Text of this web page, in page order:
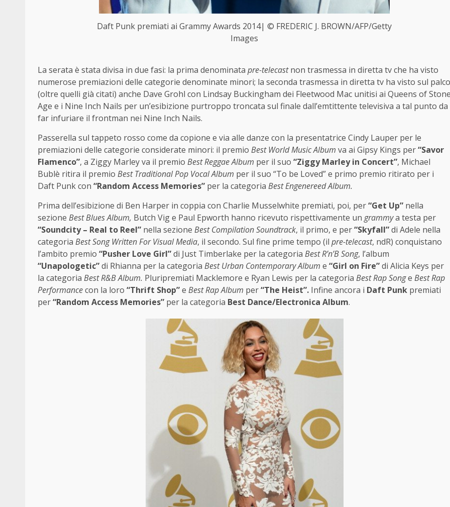
Daft Punk premiati ai Grammy Awards 2014| © FREDERIC J. BROWN/AFP/Getty
Images
La serata è stata divisa in due fasi: la prima denominata pre-telecastnon trasmessa in diretta tv che ha visto
numerose premiazioni delle categorie denominate minori; la seconda trasmessa in diretta tv ha visto sul palco
(oltre quelli già citati) anche Dave Grohl con Lindsay Buckingham dei Fleetwood Mac unitisi ai Queens of
Age e i Nine Inch Nails per un’esibizione purtroppo troncata sul finale dall’emtittente televisiva a tal punto da
far infuriare il frontman nei Nine Inch Nails.
Passerella sul tappeto rosso come da copione e via alle danze con la presentatrice Cindy Lauper per le
premiazioni delle categorie considerate minori: il premio Best World Music Album va ai Gipsy Kings per“Savor
Flamenco”, a Ziggy Marley va il premio Best Reggae Album per il suo “Ziggy Marley in Concert”, Michael
Bublè ritira il premio Best Traditional Pop Vocal Album per il suo “To be Loved” e primo premio ritirato per i
Daft Punk con “Random Access Memories” per la categoria Best Engenereed Album.
Prima dell’esibizione di Ben Harper in coppia con Charlie Musselwhite premiati, poi, per“Get Up” nella
sezione Best Blues Album, Butch Vig e Paul Epworth hanno ricevuto rispettivamente un grammya testa per
“Soundcity – Real to Reel” nella sezione Best Compilation Soundtrack, il primo, e per“Skyfall”di Adele nella
categoria Best Song Written For Visual Media, il secondo. Sul fine prime tempo (il pre-telecast, ndR) conquistano
l’ambito premio “Pusher Love Girl”di Just Timberlake per la categoria Best R’n’B Song, l’album
“Unapologetic”di Rhianna per la categoria Best Urban Contemporary Album e “Girl on Fire”di Alicia Keys per
la categoria Best R&B Album. Pluripremiati Macklemore e Ryan Lewis per la categoria Best Rap Songe Best Rap
Performancecon la loro “Thrift Shop”e Best Rap Album per“The Heist”. Infine ancora i Daft Punk premiati
per“Random Access Memories” per la categoria Best Dance/Electronica Album.